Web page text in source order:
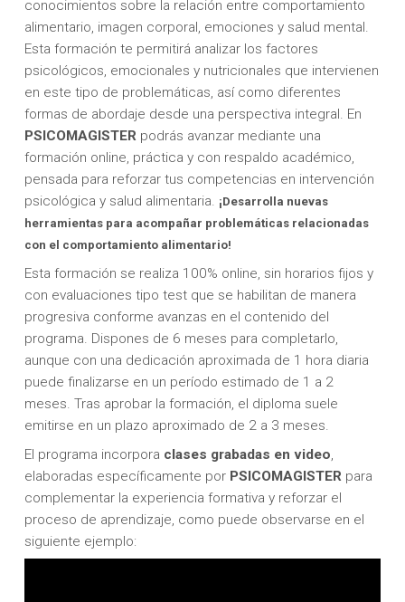
conocimientos sobre la relación entre comportamiento
alimentario, imagen corporal, emociones y salud mental.
Esta formación te permitirá analizar los factores
psicológicos, emocionales y nutricionales que intervienen
en este tipo de problemáticas, así como diferentes
formas de abordaje desde una perspectiva integral. En
PSICOMAGISTER podrás avanzar mediante una
formación online, práctica y con respaldo académico,
pensada para reforzar tus competencias en intervención
psicológica y salud alimentaria. ¡Desarrolla nuevas
herramientas para acompañar problemáticas relacionadas
con el comportamiento alimentario!
Esta formación se realiza 100% online, sin horarios fijos y
con evaluaciones tipo test que se habilitan de manera
progresiva conforme avanzas en el contenido del
programa. Dispones de 6 meses para completarlo,
aunque con una dedicación aproximada de 1 hora diaria
puede finalizarse en un período estimado de 1 a 2
meses. Tras aprobar la formación, el diploma suele
emitirse en un plazo aproximado de 2 a 3 meses.
El programa incorpora clases grabadas en video
elaboradas específicamente por PSICOMAGISTER para
complementar la experiencia formativa y reforzar el
proceso de aprendizaje, como puede observarse en el
siguiente ejemplo: